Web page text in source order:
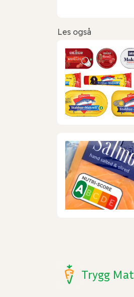
Les også
Trygg Mat